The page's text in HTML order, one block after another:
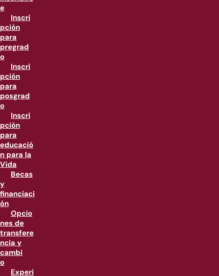
e
Inscri
pción
para
pregrad
o
Inscri
pción
para
posgrad
o
Inscri
pción
para
educació
n para la
Vida
Becas
y
financiaci
ón
Opcio
nes de
transfere
ncia y
cambi
o
Experi